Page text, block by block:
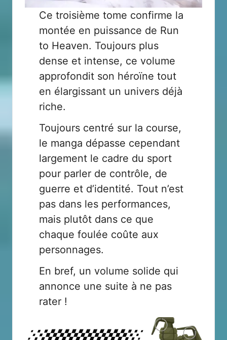
Ce troisième tome confirme la
montée en puissance de Run
to Heaven. Toujours plus
dense et intense, ce volume
approfondit son héroïne tout
en élargissant un univers déjà
riche.
Toujours centré sur la course,
le manga dépasse cependant
largement le cadre du sport
pour parler de contrôle, de
guerre et d’identité. Tout n’est
pas dans les performances,
mais plutôt dans ce que
chaque foulée coûte aux
personnages.
En bref, un volume solide qui
annonce une suite à ne pas
rater !